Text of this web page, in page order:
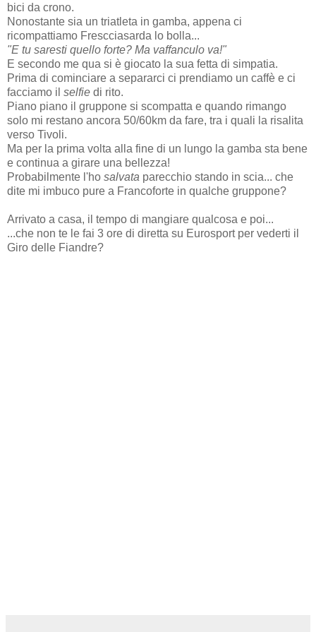
bici da crono.
Nonostante sia un triatleta in gamba, appena ci
ricompattiamo Frescciasarda lo bolla...
"E tu saresti quello forte? Ma vaffanculo va!"
E secondo me qua si è giocato la sua fetta di simpatia.
Prima di cominciare a separarci ci prendiamo un caffè e ci
facciamo il selfie di rito.
Piano piano il gruppone si scompatta e quando rimango
solo mi restano ancora 50/60km da fare, tra i quali la risalita
verso Tivoli.
Ma per la prima volta alla fine di un lungo la gamba sta bene
e continua a girare una bellezza!
Probabilmente l'ho salvata parecchio stando in scia... che
dite mi imbuco pure a Francoforte in qualche gruppone?
Arrivato a casa, il tempo di mangiare qualcosa e poi...
...che non te le fai 3 ore di diretta su Eurosport per vederti il
Giro delle Fiandre?